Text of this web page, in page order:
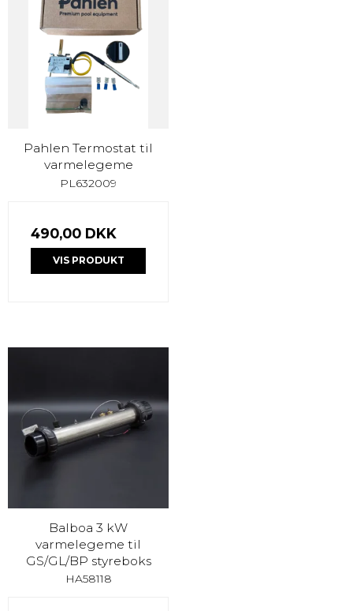
Pahlen Termostat til
varmelegeme
PL632009
490,00 DKK
VIS PRODUKT
Balboa 3 kW
varmelegeme til
GS/GL/BP styreboks
HA58118